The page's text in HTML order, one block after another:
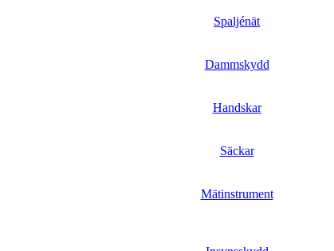
Spaljénät
Dammskydd
Handskar
Säckar
Mätinstrument